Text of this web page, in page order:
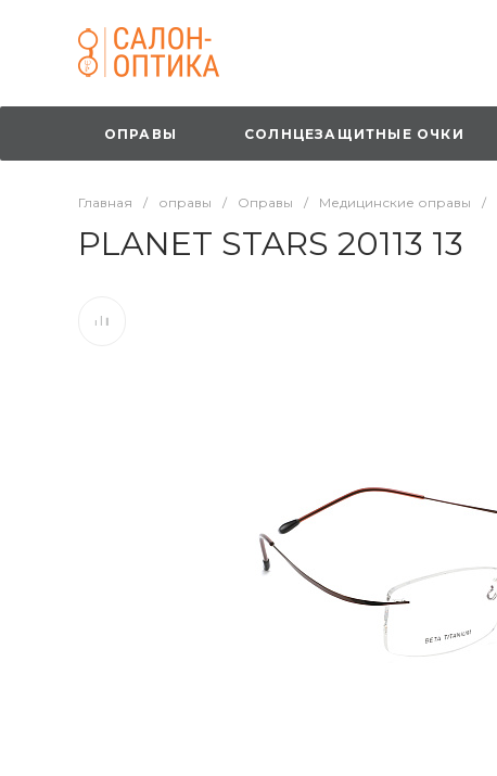
ОПРАВЫ СОЛНЦЕЗАЩИТНЫЕ ОЧКИ
Главная / оправы / Оправы / Медицинские оправы /
PLANET STARS 20113 13